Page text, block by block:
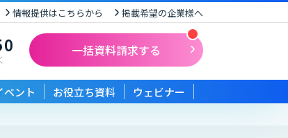
情報提供はこちらから 掲載希望の企業様へ
一括資料請求する
ベント お役立ち資料 ウェビナー